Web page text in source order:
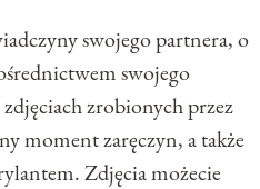
swojego partnera, o
swojego
zrobionych przez
moment zaręczyn, a także
Zdjęcia możecie